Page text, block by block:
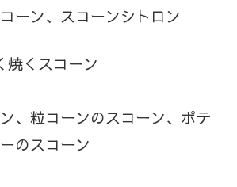
ーン、スコーンシトロン
くスコーン
、粒コーンのスコーン、ポテ
のスコーン